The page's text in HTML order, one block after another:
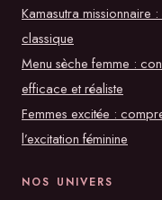
Kamasutra
classique
Menu sèche femme :
efficace et réaliste
Femmes excitée :
l’excitation féminine
NOS UNIVERS